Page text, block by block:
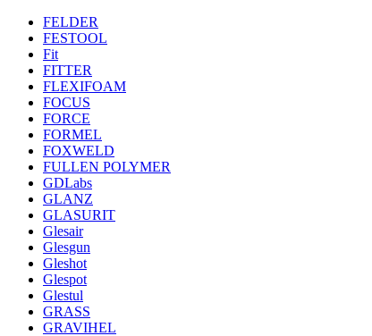
FELDER
FESTOOL
Fit
FITTER
FLEXIFOAM
FOCUS
FORCE
FORMEL
FOXWELD
FULLEN POLYMER
GDLabs
GLANZ
GLASURIT
Glesair
Glesgun
Gleshot
Glespot
Glestul
GRASS
GRAVIHEL